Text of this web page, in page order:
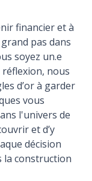
financier et à
pas dans
soyez un.e
nous
d’or à garder
vous
l'univers de
et d’y
décision
la construction